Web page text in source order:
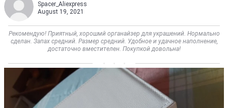
Spacer_Aliexpress
August 19, 2021
Рекомендую! Приятный, хорошмй органайзер для украшений. Нормально
сделан. Запах средний. Размер средний. Удобное и удачное наполнение,
достаточно вместителен. Покупкой довольна!